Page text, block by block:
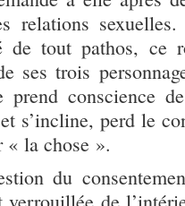
relations
de tout pathos, ce
ses trois
prend conscience
s’incline, perd le
« la chose ».
du